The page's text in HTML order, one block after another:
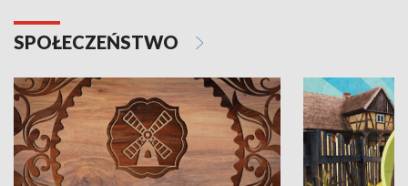
SPOŁECZEŃSTWO